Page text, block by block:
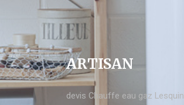
ARTISAN
devis Chauffe eau gaz Lesquin